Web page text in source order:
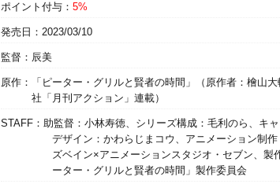
ポイント付与： 5%
発売日：2023/03/10
監督：辰美
原作：「ピーター・グリルと賢者の時間」（原作者：檜山
社「月刊アクション」連載）
STAFF：助監督：小林寿徳、シリーズ構成：毛利のら、キ
デザイン：かわらじまコウ、アニメーション制作
ズベイン×アニメーションスタジオ・セブン、製
ーター・グリルと賢者の時間」製作委員会